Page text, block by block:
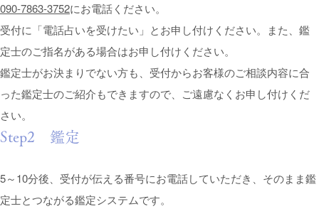
090-7863-3752にお電話ください。
受付に「電話占いを受けたい」とお申し付けください。また、鑑
定士のご指名がある場合はお申し付けください。
鑑定士がお決まりでない方も、受付からお客様のご相談内容に合
った鑑定士のご紹介もできますので、ご遠慮なくお申し付けくだ
さい。
Step2 鑑定
5～10分後、受付が伝える番号にお電話していただき、そのまま鑑
定士とつながる鑑定システムです。